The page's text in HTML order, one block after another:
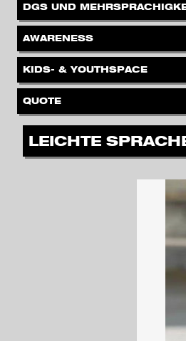
DGS UND
AWARENESS.
KIDS- & YOUTHSPACE.
QUOTE.
LEICHTE